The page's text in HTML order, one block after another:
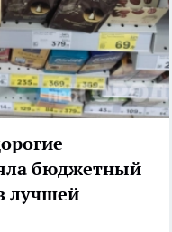
бюджетный
лучшей